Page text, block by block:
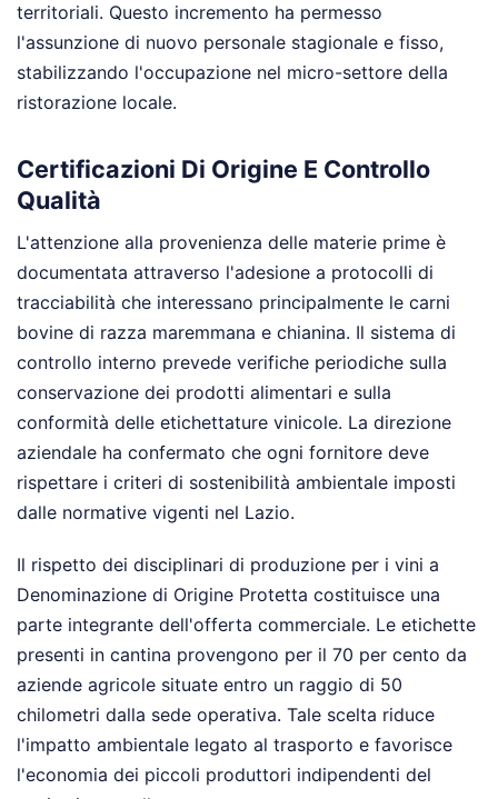
territoriali. Questo incremento ha permesso
l'assunzione di nuovo personale stagionale e fisso,
stabilizzando l'occupazione nel micro-settore della
ristorazione locale.
Certificazioni Di Origine E Controllo
Qualità
L'attenzione alla provenienza delle materie prime è
documentata attraverso l'adesione a protocolli di
tracciabilità che interessano principalmente le carni
bovine di razza maremmana e chianina. Il sistema di
controllo interno prevede verifiche periodiche sulla
conservazione dei prodotti alimentari e sulla
conformità delle etichettature vinicole. La direzione
aziendale ha confermato che ogni fornitore deve
rispettare i criteri di sostenibilità ambientale imposti
dalle normative vigenti nel Lazio.
Il rispetto dei disciplinari di produzione per i vini a
Denominazione di Origine Protetta costituisce una
parte integrante dell'offerta commerciale. Le etichette
presenti in cantina provengono per il 70 per cento da
aziende agricole situate entro un raggio di 50
chilometri dalla sede operativa. Tale scelta riduce
l'impatto ambientale legato al trasporto e favorisce
l'economia dei piccoli produttori indipendenti del